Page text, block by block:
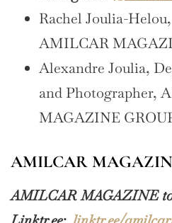
Rachel Joulia-
AMILCAR
Alexandre Joulia,
and Photographer,
MAGAZINE
AMILCAR
AMILCAR MAGAZINE